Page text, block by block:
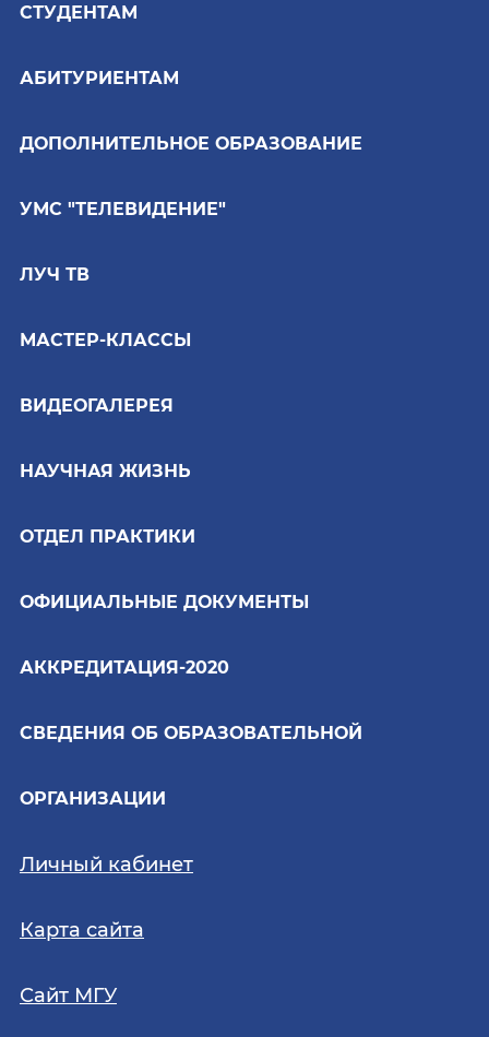
СТУДЕНТАМ
АБИТУРИЕНТАМ
ДОПОЛНИТЕЛЬНОЕ ОБРАЗОВАНИЕ
УМС "ТЕЛЕВИДЕНИЕ"
ЛУЧ ТВ
МАСТЕР-КЛАССЫ
ВИДЕОГАЛЕРЕЯ
НАУЧНАЯ ЖИЗНЬ
ОТДЕЛ ПРАКТИКИ
ОФИЦИАЛЬНЫЕ ДОКУМЕНТЫ
АККРЕДИТАЦИЯ-2020
СВЕДЕНИЯ ОБ ОБРАЗОВАТЕЛЬНОЙ
ОРГАНИЗАЦИИ
Личный кабинет
Карта сайта
Сайт МГУ